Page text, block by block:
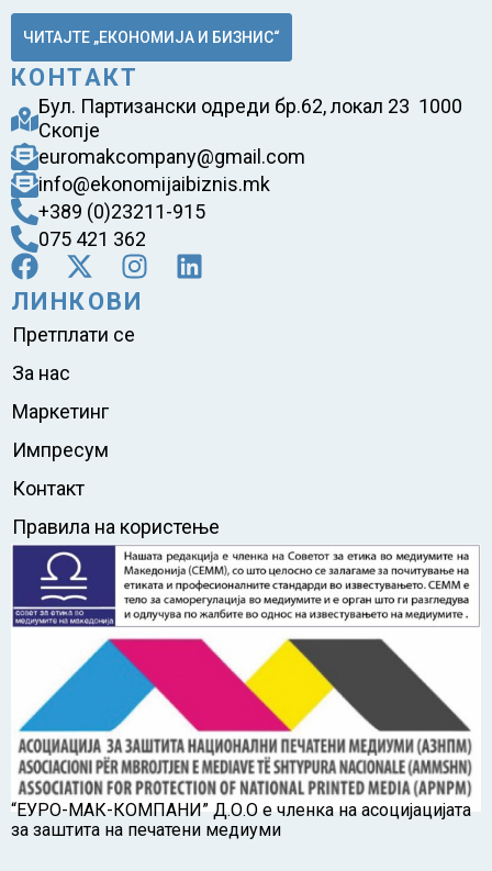
ЧИТАЈТЕ „ЕКОНОМИЈА И БИЗНИС“
КОНТАКТ
Бул. Партизански одреди бр.62, локал 23 1000
Скопје
euromakcompany@gmail.com
info@ekonomijaibiznis.mk
+389 (0)23211-915
075 421 362
ЛИНКОВИ
Претплати се
За нас
Маркетинг
Импресум
Контакт
Правила на користење
“ЕУРО-МАК-КОМПАНИ” Д.О.О е членка на асоцијацијата
за заштита на печатени медиуми